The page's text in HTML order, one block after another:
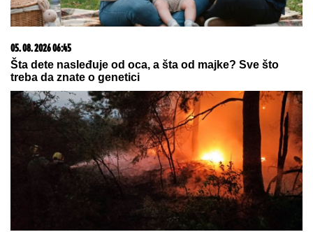
09. 07. 2026 09:20
Komfor po meri klijenata: nova linija paketa ALTA